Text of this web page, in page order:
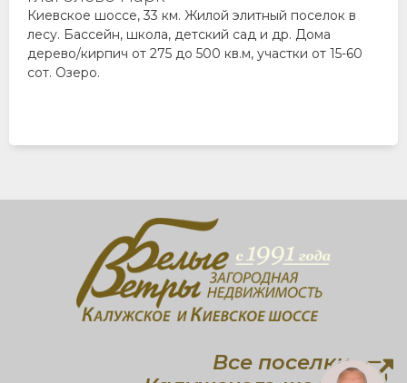
Киевское шоссе, 33 км. Жилой элитный поселок в
лесу. Бассейн, школа, детский сад и др. Дома
дерево/кирпич от 275 до 500 кв.м, участки от 15-60
сот. Озеро.
Все поселки